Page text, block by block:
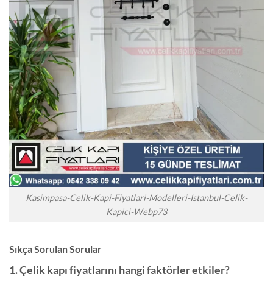
Kasimpasa-Celik-Kapi-Fiyatlari-Modelleri-Istanbul-Celik-
Kapici-Webp73
Sıkça Sorulan Sorular
1. Çelik kapı fiyatlarını hangi faktörler etkiler?